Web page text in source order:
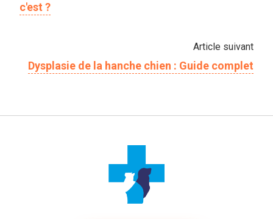
c'est ?
Article suivant
Dysplasie de la hanche chien : Guide complet